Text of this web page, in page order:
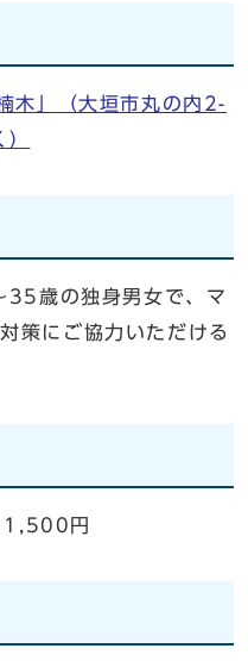
」（大垣市丸の内2-
歳の独身男女で、マ
策にご協力いただける
円